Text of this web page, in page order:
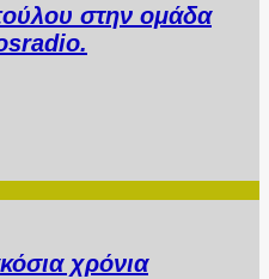
στην ομάδα
χρόνια